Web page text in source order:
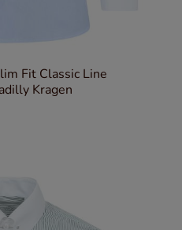
Fit Classic Line
Kragen